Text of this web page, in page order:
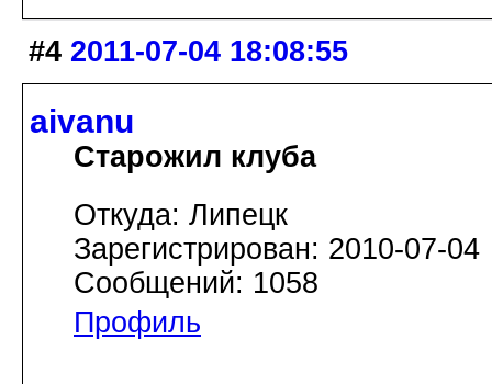
#4 2011-07-04 18:08:55
aivanu
Старожил клуба
Откуда: Липецк
Зарегистрирован: 2010-07-04
Сообщений: 1058
Профиль